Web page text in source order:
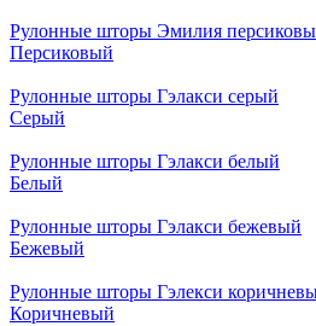
Рулонные шторы Эмилия
Персиковый
Рулонные шторы Гэлакси серый
Серый
Рулонные шторы Гэлакси белый
Белый
Рулонные шторы Гэлакси бежевый
Бежевый
Рулонные шторы Гэлекси
Коричневый